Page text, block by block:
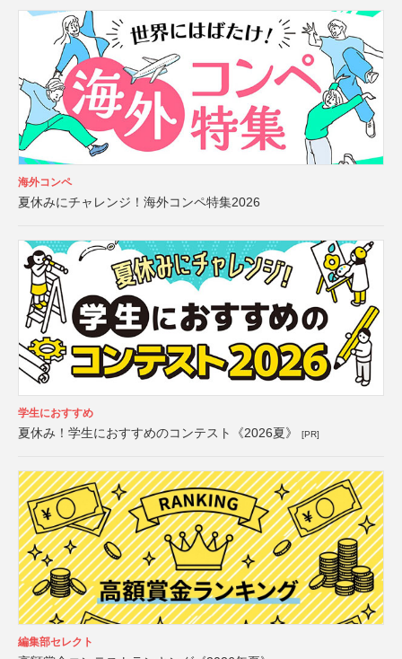
海外コンペ
夏休みにチャレンジ！海外コンペ特集2026
学生におすすめ
夏休み！学生におすすめのコンテスト《2026夏》 [PR]
編集部セレクト